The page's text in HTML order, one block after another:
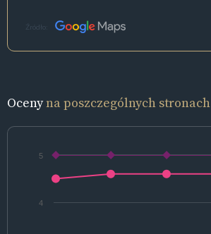
Źródło:
Ocenyna poszczególnych stronach
4
5